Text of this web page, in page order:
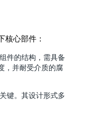
核心部件：
件的结构，需具备
，并耐受介质的腐
键。其设计形式多